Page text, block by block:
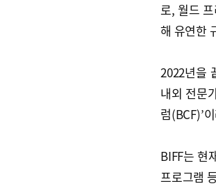
로, 월드
해 유연한
2022년을
내외 전문
럼(BCF)’
BIFF는 현
프로그램